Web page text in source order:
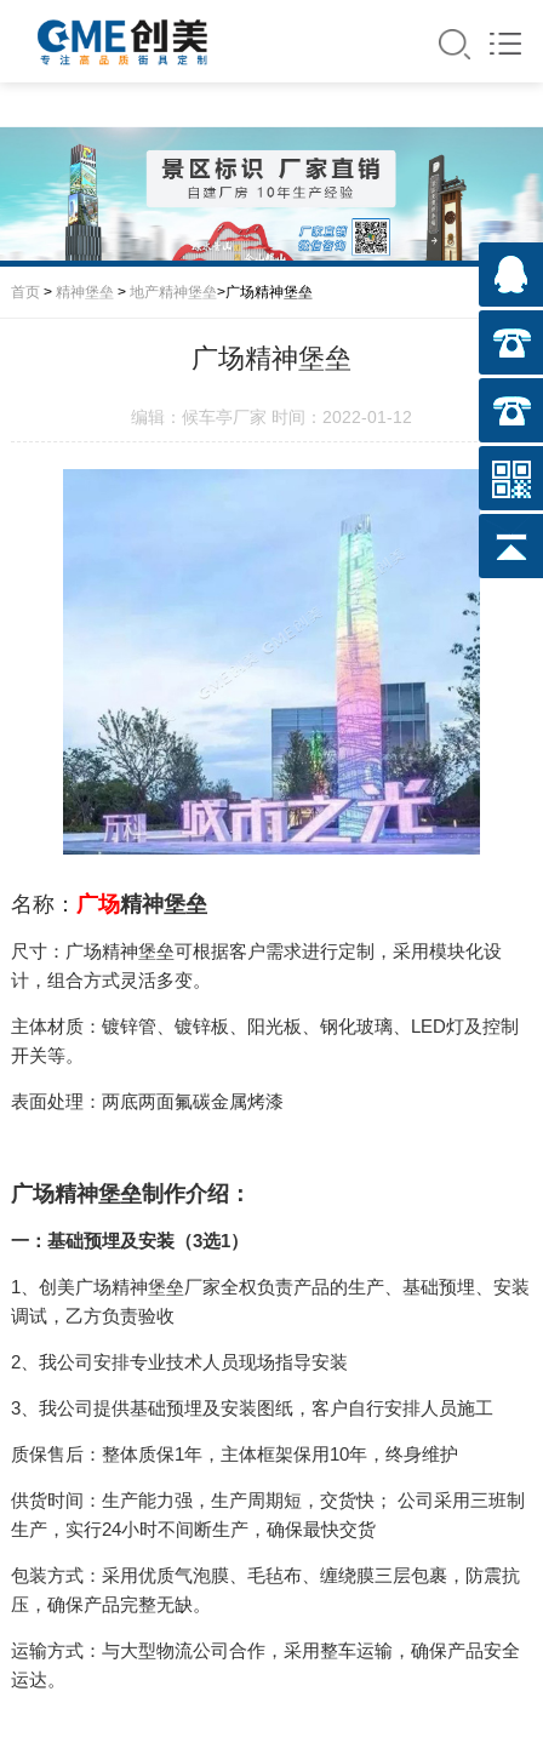
首页> 精神堡垒 > 地产精神堡垒>广场精神堡垒
广场精神堡垒
编辑：候车亭厂家 时间：2022-01-12
名称： 广场精神堡垒
尺寸：广场精神堡垒可根据客户需求进行定制，采用模块化设
计，组合方式灵活多变。
主体材质：镀锌管、镀锌板、阳光板、钢化玻璃、LED灯及控制
开关等。
表面处理：两底两面氟碳金属烤漆
广场精神堡垒制作介绍：
一：基础预埋及安装（3选1）
1、创美广场精神堡垒厂家全权负责产品的生产、基础预埋、安装
调试，乙方负责验收
2、我公司安排专业技术人员现场指导安装
3、我公司提供基础预埋及安装图纸，客户自行安排人员施工
质保售后：整体质保1年，主体框架保用10年，终身维护
供货时间：生产能力强，生产周期短，交货快； 公司采用三班制
生产，实行24小时不间断生产，确保最快交货
包装方式：采用优质气泡膜、毛毡布、缠绕膜三层包裹，防震抗
压，确保产品完整无缺。
运输方式：与大型物流公司合作，采用整车运输，确保产品安全
运达。